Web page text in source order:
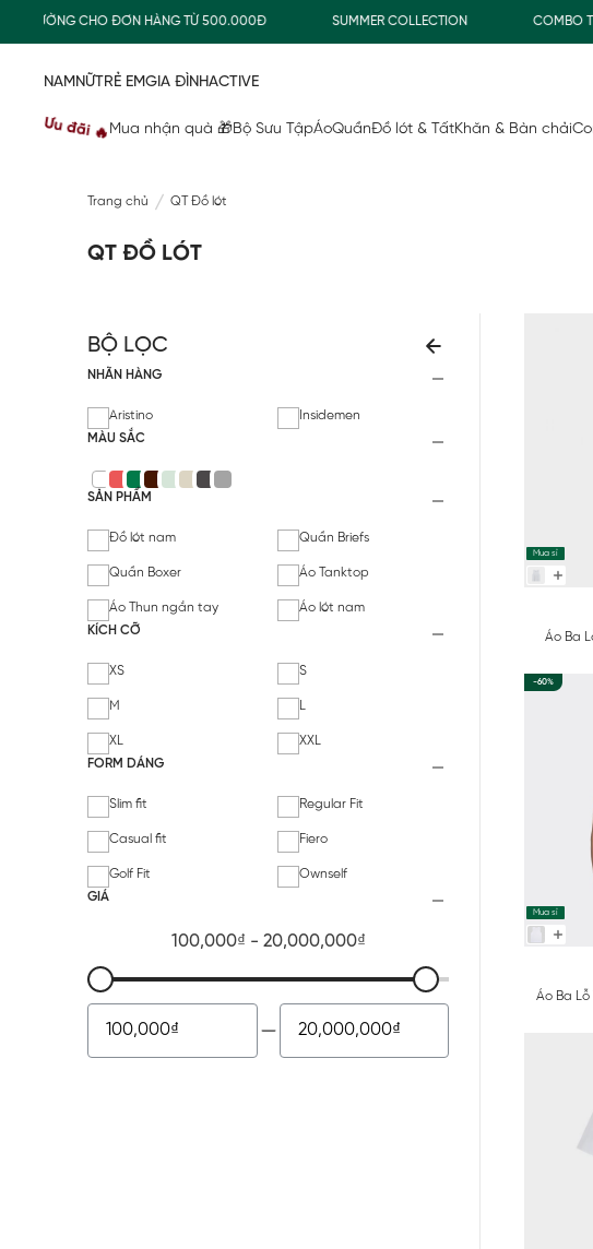
ĐƠN HÀNG TỪ 500.000Đ SUMMER COLLECTION COMBO TIẾT KIỆM
NAMNỮTRẺ EMGIA ĐÌNHACTIVE
Ưu đãi 🔥 Mua nhận quà 🎁Bộ Sưu TậpÁoQuầnĐồ lót & TấtKhăn & Bàn chải
Trang chủ QT Đồ lót
QT ĐỒ LÓT
BỘ LỌC
NHÃN HÀNG
Aristino
Insidemen
MÀU SẮC
SẢN PHẨM
Đồ lót nam Quần Briefs
Quần Boxer Áo Tanktop
Áo Thun ngắn tay
Áo lót nam
KÍCH CỠ
XS S
M L
XL
XXL
FORM DÁNG
Slim fit Regular Fit
Casual fit Fiero
Golf Fit
Ownself
GIÁ
Mua sỉ
Áo Ba
-60%
Mua sỉ
Áo Ba Lỗ